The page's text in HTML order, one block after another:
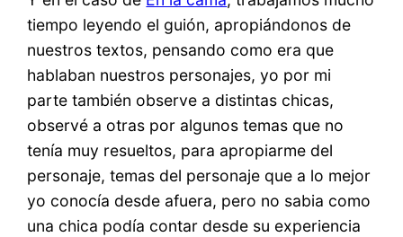
tiempo leyendo el guión, apropiándonos de
nuestros textos, pensando como era que
hablaban nuestros personajes, yo por mi
parte también observe a distintas chicas,
observé a otras por algunos temas que no
tenía muy resueltos, para apropiarme del
personaje, temas del personaje que a lo mejor
yo conocía desde afuera, pero no sabia como
una chica podía contar desde su experiencia